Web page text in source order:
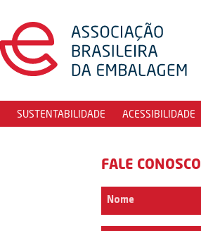
SUSTENTABILIDADE ACESSIBILIDADE
FALE CONOSCO